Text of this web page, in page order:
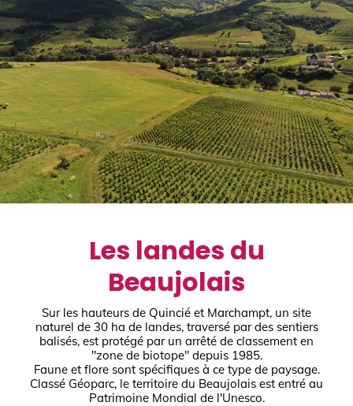
Les landes du
Beaujolais
Sur les hauteurs de Quincié et Marchampt, un site
naturel de 30 ha de landes, traversé par des sentiers
balisés, est protégé par un arrêté de classement en
"zone de biotope" depuis 1985.
Faune et flore sont spécifiques à ce type de paysage.
Classé Géoparc, le territoire du Beaujolais est entré au
Patrimoine Mondial de l'Unesco.